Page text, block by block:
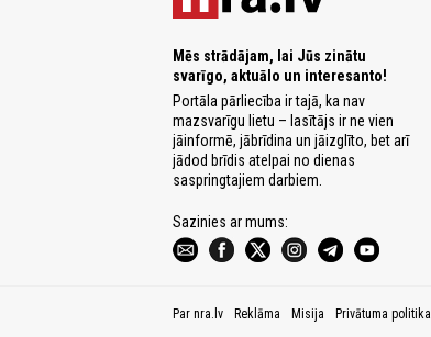
Mēs strādājam, lai Jūs zinātu
svarīgo, aktuālo un interesanto!
Portāla pārliecība ir tajā, ka nav
mazsvarīgu lietu – lasītājs ir ne vien
jāinformē, jābrīdina un jāizglīto, bet arī
jādod brīdis atelpai no dienas
saspringtajiem darbiem.
Sazinies ar mums:
Par nra.lv Reklāma Misija Privātuma politika